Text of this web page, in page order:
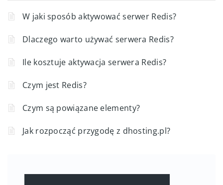
W jaki sposób aktywować serwer Redis?
Dlaczego warto używać serwera Redis?
Ile kosztuje aktywacja serwera Redis?
Czym jest Redis?
Czym są powiązane elementy?
Jak rozpocząć przygodę z dhosting.pl?